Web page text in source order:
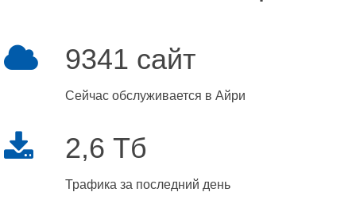
9341 сайт
Сейчас обслуживается в Айри
2,6 Тб
Трафика за последний день